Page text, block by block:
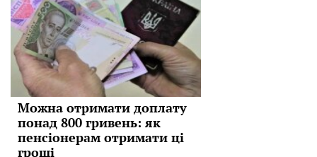
Можна отримати доплату
понад 800 гривень: як
пенсіонерам отримати ці
гроші